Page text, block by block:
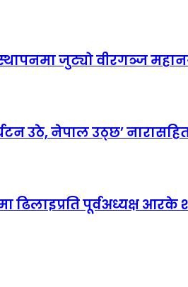
जुट्यो वीरगञ्ज
उठे, नेपाल उठ्छ’
ढिलाइप्रति पूर्वअध्यक्ष आरके